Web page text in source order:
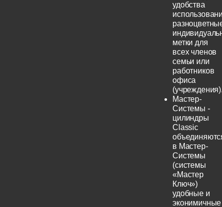
удобства
метки для
всех членов
семьи или
работников
офиса
Мастер-
Системы -
цилиндры
Classic
в Мастер-
Системы
(системы
«Мастер
Ключ»)
удобные и
эконимичные